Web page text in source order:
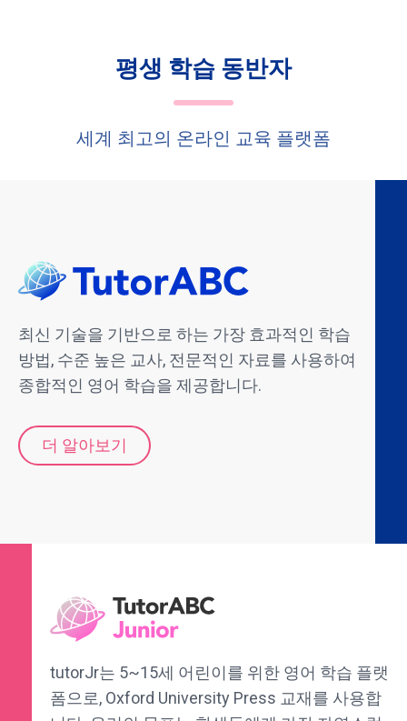
평생 학습 동반자
세계 최고의 온라인 교육 플랫폼
최신 기술을 기반으로 하는 가장 효과적인 학습
방법, 수준 높은 교사, 전문적인 자료를 사용하여
종합적인 영어 학습을 제공합니다.
더 알아보기
tutorJr는 5~15세 어린이를 위한 영어 학습 플랫
폼으로, Oxford University Press 교재를 사용합